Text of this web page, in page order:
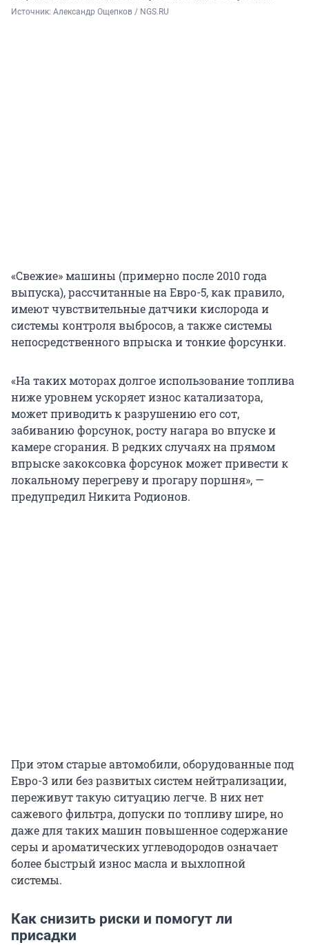
Источник: Александр Ощепков / NGS.RU
«Свежие» машины (примерно после 2010 года
выпуска), рассчитанные на Евро-5, как правило,
имеют чувствительные датчики кислорода и
системы контроля выбросов, а также системы
непосредственного впрыска и тонкие форсунки.
«На таких моторах долгое использование топлива
ниже уровнем ускоряет износ катализатора,
может приводить к разрушению его сот,
забиванию форсунок, росту нагара во впуске и
камере сгорания. В редких случаях на прямом
впрыске закоксовка форсунок может привести к
локальному перегреву и прогару поршня», —
предупредил Никита Родионов.
При этом старые автомобили, оборудованные под
Евро-3 или без развитых систем нейтрализации,
переживут такую ситуацию легче. В них нет
сажевого фильтра, допуски по топливу шире, но
даже для таких машин повышенное содержание
серы и ароматических углеводородов означает
более быстрый износ масла и выхлопной
системы.
Как снизить риски и помогут ли
присадки